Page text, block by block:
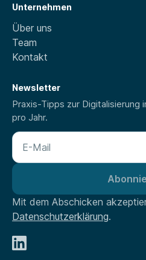
Unternehmen
Über uns
Team
Kontakt
Newsletter
Praxis-Tipps zur Digitalisierung
pro Jahr.
Mit dem Abschicken
Datenschutzerklärung.